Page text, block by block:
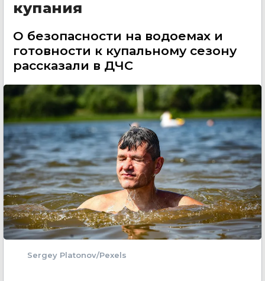
купания
О безопасности на водоемах и
готовности к купальному сезону
рассказали в ДЧС
Sergey Platonov/Pexels